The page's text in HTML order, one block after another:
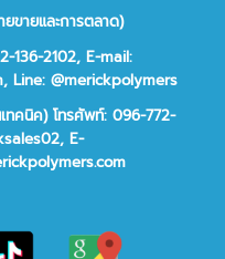
ายและการตลาด)
136-2102, E-mail:
, Line: @merickpolymers
ทคนิค)โทรศัพท์: 096-772-
E-